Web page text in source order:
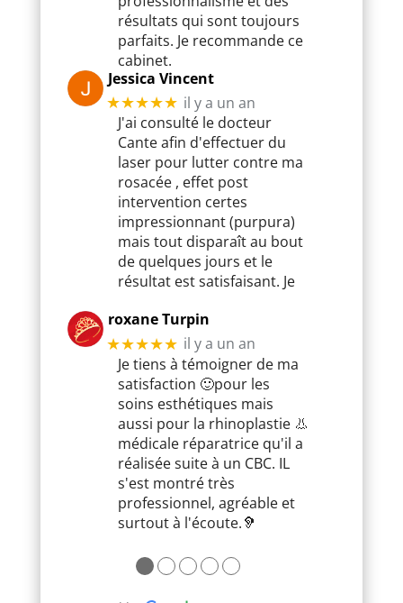
résultats qui sont toujours
parfaits. Je recommande ce
cabinet.
Jessica Vincent
★★★★★ il y a un an
J'ai consulté le docteur
Cante afin d'effectuer du
laser pour lutter contre ma
rosacée , effet post
intervention certes
impressionnant (purpura)
mais tout disparaît au bout
de quelques jours et le
résultat est satisfaisant. Je
roxane Turpin
★★★★★ il y a un an
Je tiens à témoigner de ma
satisfaction 🙂pour les
soins esthétiques mais
aussi pour la rhinoplastie 👃
médicale réparatrice qu'il a
réalisée suite à un CBC. IL
s'est montré très
professionnel, agréable et
surtout à l'écoute.🦻
●●●●●